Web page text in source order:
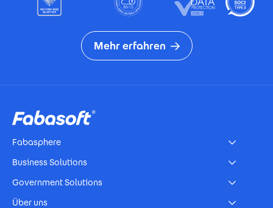
Mehr erfahren
Fabasphere
Business Solutions
Government Solutions
Über uns